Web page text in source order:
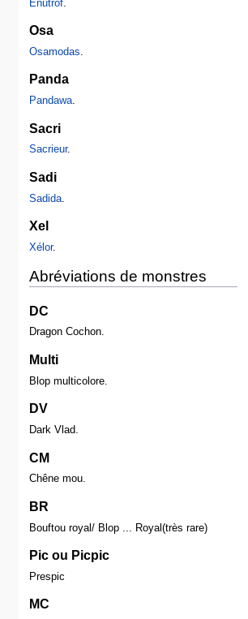
Enutrof.
Osa
Osamodas.
Panda
Pandawa.
Sacri
Sacrieur.
Sadi
Sadida.
Xel
Xélor.
Abréviations de monstres
DC
Dragon Cochon.
Multi
Blop multicolore.
DV
Dark Vlad.
CM
Chêne mou.
BR
Bouftou royal/ Blop ... Royal(très rare)
Pic ou Picpic
Prespic
MC